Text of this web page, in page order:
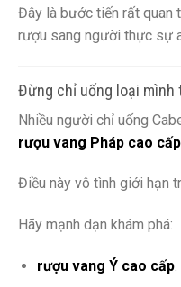
Đây là bước tiến rất quan
rượu sang người thực sự
Đừng chỉ uống loại mình
Nhiều người chỉ uống
rượu vang Pháp cao cấp
Điều này vô tình giới hạn
Hãy mạnh dạn khám phá:
rượu vang Ý cao cấp.